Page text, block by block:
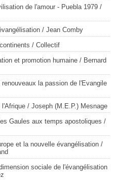
de l'amour - Puebla 1979/
/ Jean Comby
/ Collectif
et promotion humaine/ Bernard
renouveaux la passion de l'Evangile
l'Afrique/ Joseph (M.E.P.) Mesnage
Gaules aux temps apostoliques /
et la nouvelle évangélisation/
sociale de l'évangélisation